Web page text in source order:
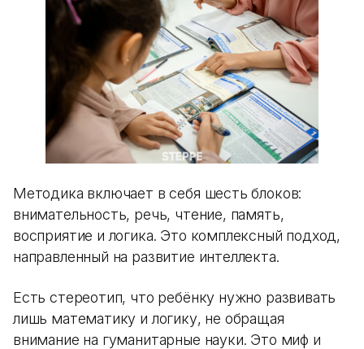
Методика включает в себя шесть блоков:
внимательность, речь, чтение, память,
восприятие и логика. Это комплексный подход,
направленный на развитие интеллекта.
Есть стереотип, что ребёнку нужно развивать
лишь математику и логику, не обращая
внимание на гуманитарные науки. Это миф и